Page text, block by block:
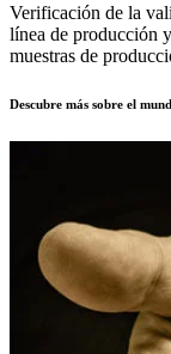
Verificación de la
línea de producción
muestras de
Descubre más sobre el